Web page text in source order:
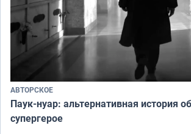
АВТОРСКОЕ
Паук-нуар: альтернативная история
супергерое